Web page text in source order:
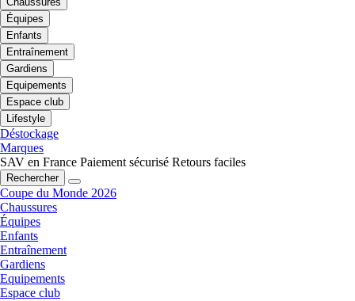
Équipes
Enfants
Entraînement
Gardiens
Equipements
Espace club
Lifestyle
Déstockage
Marques
SAV en France Paiement sécurisé Retours faciles
Rechercher
Coupe du Monde 2026
Chaussures
Équipes
Enfants
Entraînement
Gardiens
Equipements
Espace club